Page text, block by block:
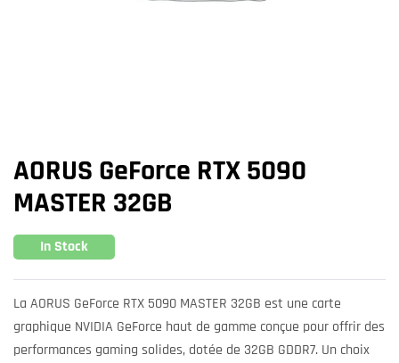
AORUS GeForce RTX 5090
MASTER 32GB
In Stock
La AORUS GeForce RTX 5090 MASTER 32GB est une carte
graphique NVIDIA GeForce haut de gamme conçue pour offrir des
performances gaming solides, dotée de 32GB GDDR7. Un choix